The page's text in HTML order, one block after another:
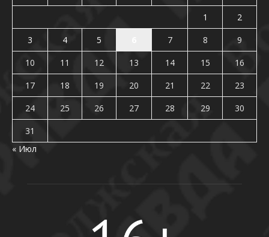
1
2
3
4 5 7 8
9
10
11 12 13 14 15
16
17
18 19 20 21 22
23
24
25 26 27 28 29
30
31
« Июл